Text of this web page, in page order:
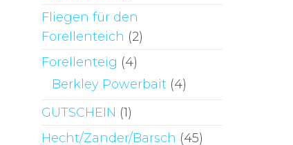
Fliegen für den
Forellenteich (2)
Forellenteig (4)
Berkley Powerbait (4)
GUTSCHEIN (1)
Hecht/Zander/Barsch (45)